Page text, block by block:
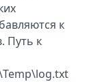
к
Путь к